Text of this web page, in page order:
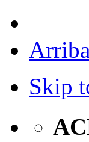
Arriba
Skip